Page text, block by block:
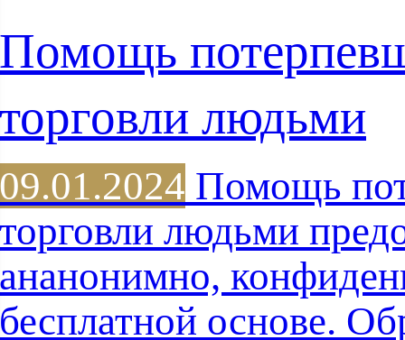
Помощь
торговли людьми
09.01.2024 Помощь
торговли людьми
ананонимно,
бесплатной основе.